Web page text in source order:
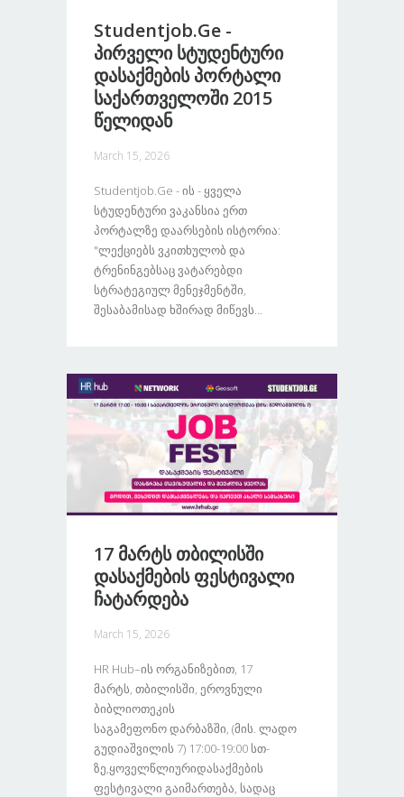
Studentjob.ge -
Პირველი Სტუდენტური
Დასაქმების Პორტალი
Საქართველოში 2015
Წელიდან
March 15, 2026
Studentjob.ge - Ის - Ყველა
Სტუდენტური Ვაკანსია Ერთ
Პორტალზე Დაარსების Ისტორია:
"ლექციებს Ვკითხულობ Და
Ტრენინგებსაც Ვატარებდი
Სტრატეგიულ Მენეჯმენტში,
Შესაბამისად Ხშირად Მიწევს...
17 Მარტს Თბილისში
Დასაქმების Ფესტივალი
Ჩატარდება
March 15, 2026
HR Hub–Ის Ორგანიზებით, 17
Მარტს, Თბილისში, Ეროვნული
Ბიბლიოთეკის
Საგამეფონო Დარბაზში, (მის. Ლადო
Გუდიაშვილის 7) 17:00-19:00 Სთ-
Ზე,ყოველწლიურიდასაქმების
Ფესტივალი Გაიმართება, Სადაც